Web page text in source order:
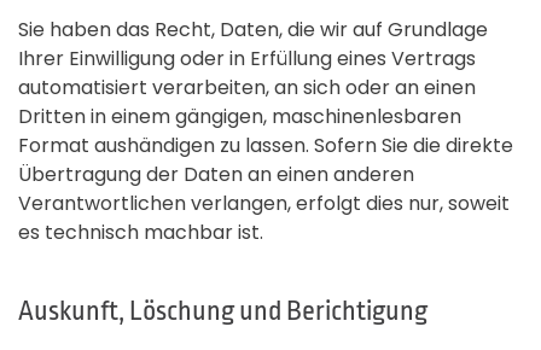
Sie haben das Recht, Daten, die wir auf Grundlage
Ihrer Einwilligung oder in Erfüllung eines Vertrags
automatisiert verarbeiten, an sich oder an einen
Dritten in einem gängigen, maschinenlesbaren
Format aushändigen zu lassen. Sofern Sie die direkte
Übertragung der Daten an einen anderen
Verantwortlichen verlangen, erfolgt dies nur, soweit
es technisch machbar ist.
Auskunft, Löschung und Berichtigung